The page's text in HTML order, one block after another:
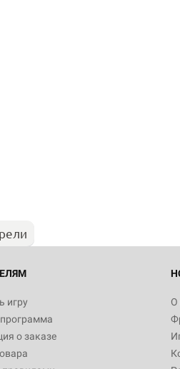
игру
о заказе
О